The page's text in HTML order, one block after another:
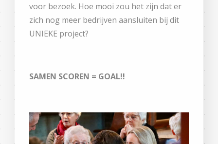
voor bezoek. Hoe mooi zou het zijn dat er
zich nog meer bedrijven aansluiten bij dit
UNIEKE project?
SAMEN SCOREN = GOAL!!